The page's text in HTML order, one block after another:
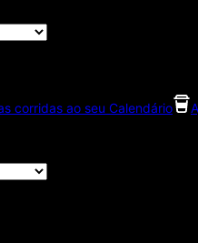
corridas ao seu Calendário